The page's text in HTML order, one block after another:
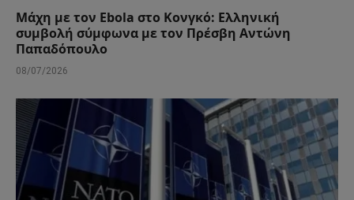
Μάχη με τον Ebola στο Κονγκό: Ελληνική
συμβολή σύμφωνα με τον Πρέσβη Αντώνη
Παπαδόπουλο
08/07/2026